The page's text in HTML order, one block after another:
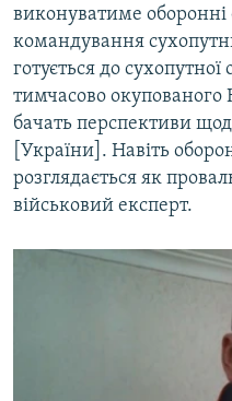
виконуватиме оборонні
командування
готується до сухопутної
тимчасово
бачать перспективи
[України]. Навіть
розглядається як
військовий експерт.